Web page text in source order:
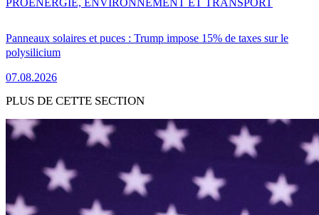
Panneaux solaires et puces : Trump impose 15% de taxes sur le
polysilicium
07.08.2026
PROENERGIE, ENVIRONNEMENT ET TRANSPORT
PLUS DE CETTE SECTION